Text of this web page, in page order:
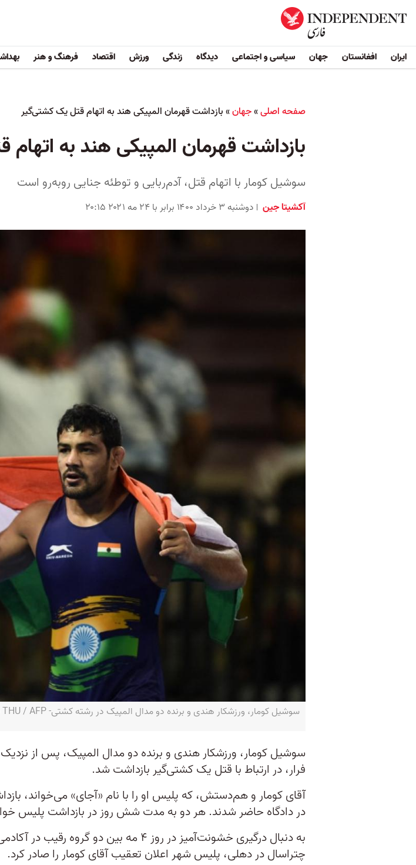
ایران افغانستان جهان سیاسی و اجتماعی دیدگاه زندگی ورزش اقتصاد فرهنگ و هنر
صفحه اصلی»جهان»بازداشت قهرمان المپیکی هند به اتهام قتل یک کشتی‌گیر
بازداشت قهرمان المپیکی هند به
سوشیل کومار با اتهام قتل، آدم‌ربایی و توطئه جنایی روبه‌رو است
آکشیتا جین دوشنبه ۳ خرداد ۱۴۰۰ برابر با ۲۴ مه ۲۰۲۱ ۲۰:۱۵
سوشیل کومار، ورزشکار هندی و برنده دو مدال المپیک در رشته کشتی- YE AUNG THU / AFP
سوشیل کومار، ورزشکار هندی و برنده دو مدال المپیک، پس از
فرار، در ارتباط با قتل یک کشتی‌گیر بازداشت شد.
آقای کومار و هم‌دستش، که پلیس او را با نام «آجای» می‌خواند،
در دادگاه حاضر شدند. هر دو به مدت شش روز در بازداشت پلیس
به دنبال درگیری خشونت‌آمیز در روز ۴ مه بین دو گروه
چتراسال در دهلی، پلیس شهر اعلان تعقیب آقای کومار را صادر کرد.